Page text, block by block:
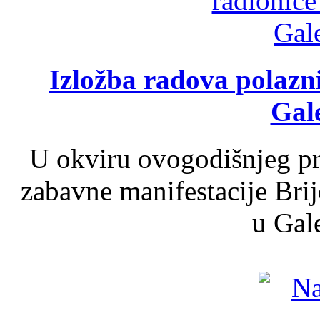
Izložba radova
U okviru ovogodišnjeg
zabavne manifestacije
u